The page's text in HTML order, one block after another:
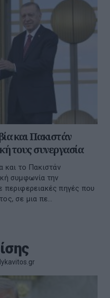
και Πακιστάν
τους συνεργασία
και το Πακιστάν
συμφωνία την
πηγές που
σε μια πε...